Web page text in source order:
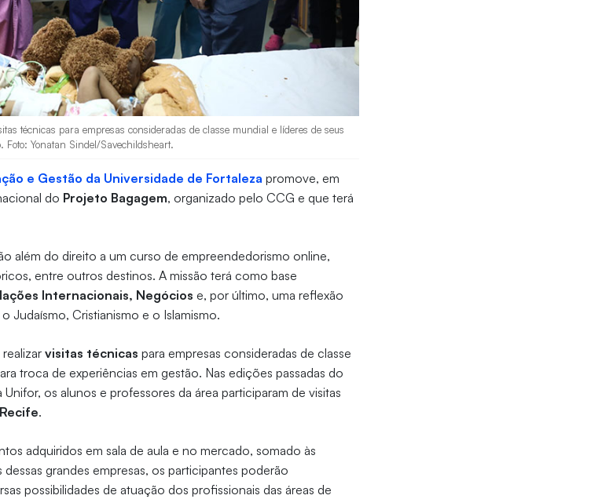
técnicas para empresas consideradas de classe mundial e líderes de seus
Foto: Yonatan Sindel/Savechildsheart.
e Gestão da Universidade de Fortaleza promove, em
do Projeto Bagagem, organizado pelo CCG e que terá
além do direito a um curso de empreendedorismo online,
entre outros destinos. A missão terá como base
Internacionais, Negócios e, por último, uma reflexão
Judaísmo, Cristianismo e o Islamismo.
visitas técnicas para empresas consideradas de classe
troca de experiências em gestão. Nas edições passadas do
os alunos e professores da área participaram de visitas
.
adquiridos em sala de aula e no mercado, somado às
grandes empresas, os participantes poderão
possibilidades de atuação dos profissionais das áreas de